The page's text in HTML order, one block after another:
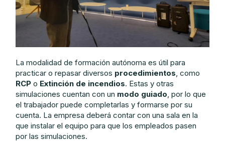
La modalidad de formación autónoma es útil para
practicar o repasar diversos procedimientos , como
RCP o Extinción de incendios. Estas y otras
simulaciones cuentan con un modo guiado , por lo que
el trabajador puede completarlas y formarse por su
cuenta. La empresa deberá contar con una sala en la
que instalar el equipo para que los empleados pasen
por las simulaciones.